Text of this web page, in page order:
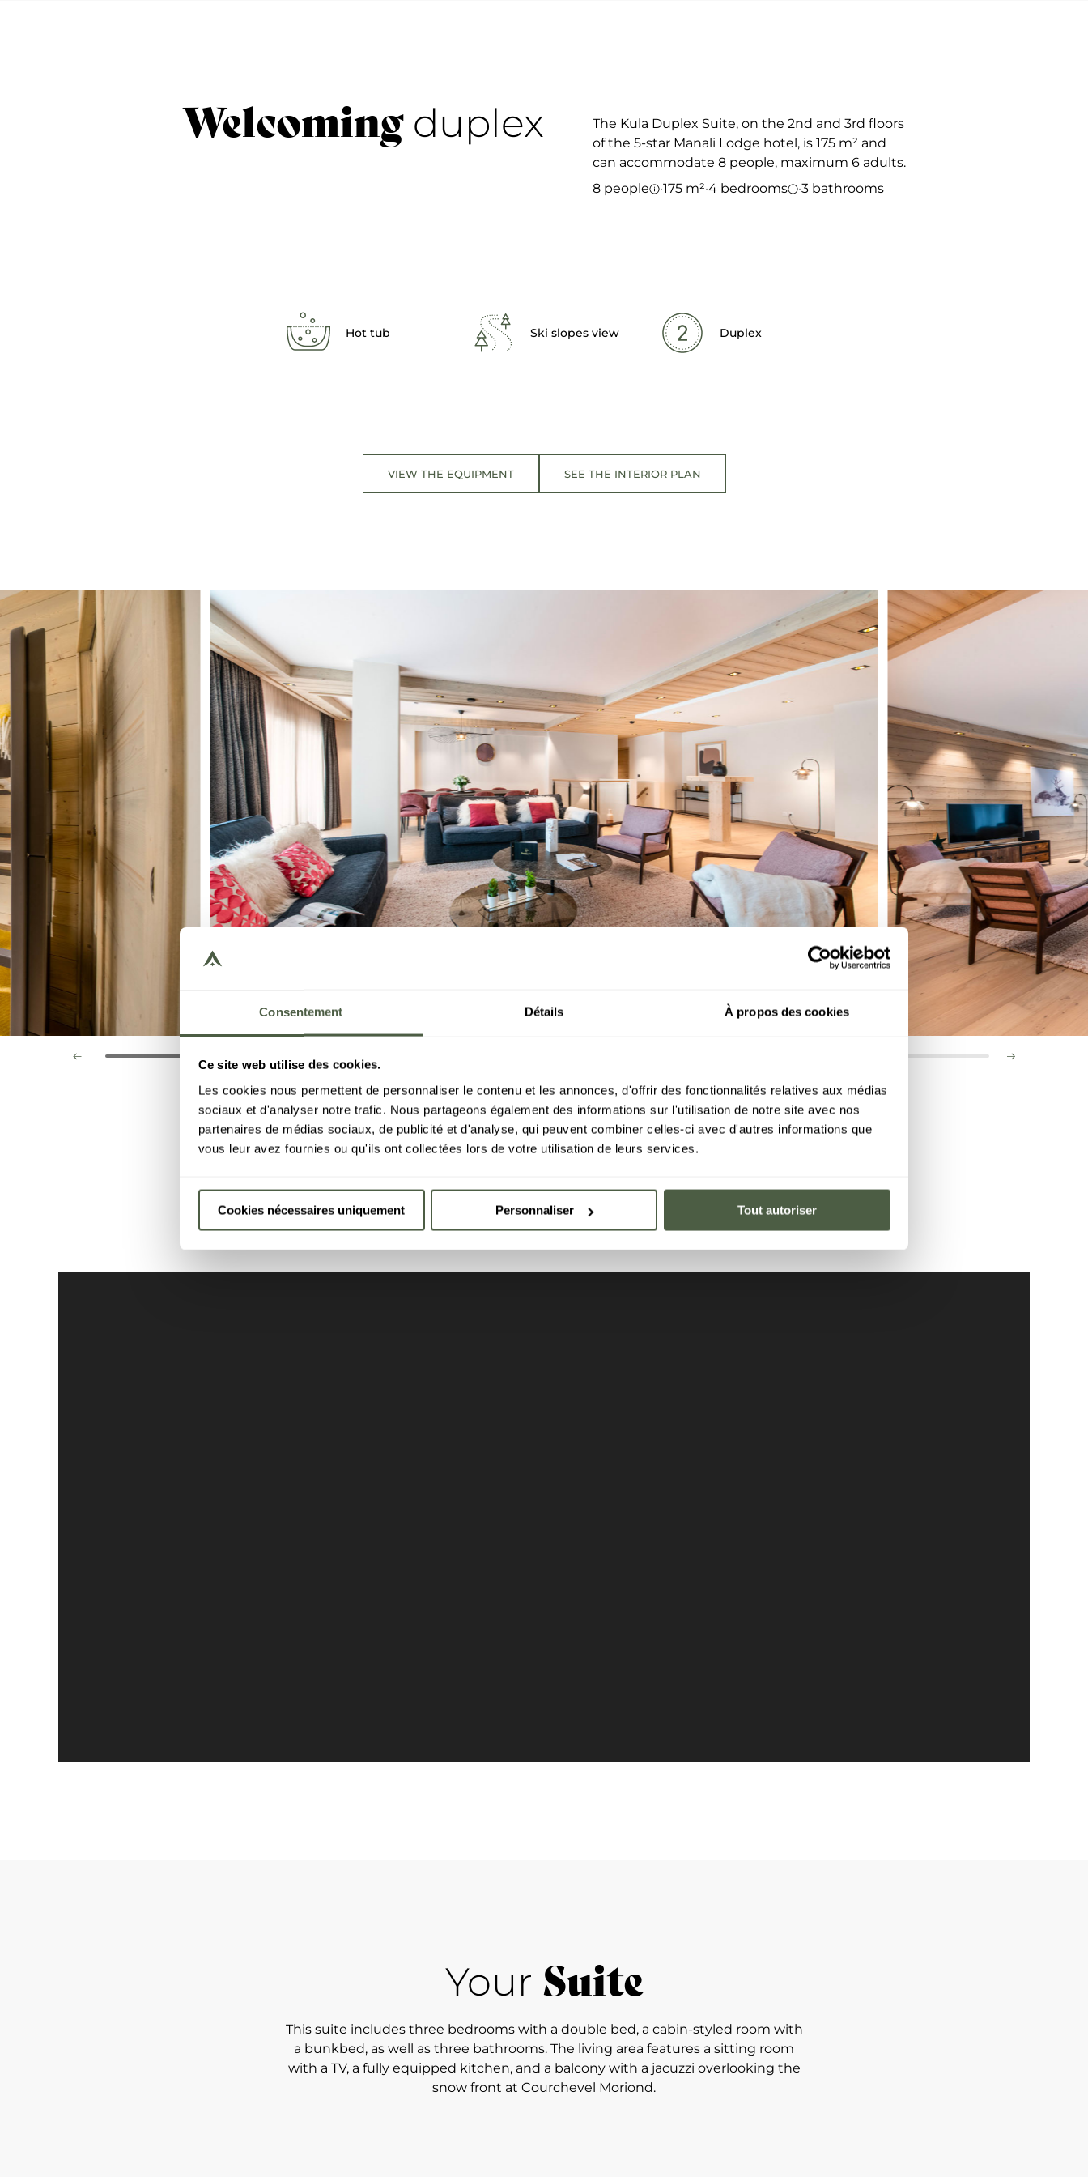
Consentement Détails À propos des cookies
Ce site web utilise des cookies.
Les cookies nous permettent de personnaliser le contenu et les annonces, d'offrir des fonctionnalités relatives aux médias
sociaux et d'analyser notre trafic. Nous partageons également des informations sur l'utilisation de notre site avec nos
partenaires de médias sociaux, de publicité et d'analyse, qui peuvent combiner celles-ci avec d'autres informations que
vous leur avez fournies ou qu'ils ont collectées lors de votre utilisation de leurs services.
Cookies nécessaires uniquement Personnaliser Tout autoriser
Welcoming duplex
The Kula Duplex Suite, on the 2nd and 3rd floors
of the 5-star Manali Lodge hotel, is 175 m² and
can accommodate 8 people, maximum 6 adults.
8 people
·175 m²·4 bedrooms ·3 bathrooms
Hot tub Ski slopes view Duplex
VIEW THE EQUIPMENT SEE THE INTERIOR PLAN
Explore theSuite
Your Suite
This suite includes three bedrooms with a double bed, a cabin-styled room with
a bunkbed, as well as three bathrooms. The living area features a sitting room
with a TV, a fully equipped kitchen, and a balcony with a jacuzzi overlooking the
snow front at Courchevel Moriond.